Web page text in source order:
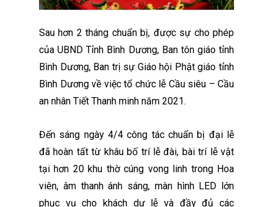
Sau hơn 2 tháng chuẩn bị, được sự cho phép
của UBND Tỉnh Bình Dương, Ban tôn giáo tỉnh
Bình Dương, Ban trị sự Giáo hội Phật giáo tỉnh
Bình Dương về việc tổ chức lễ Cầu siêu – Cầu
an nhân Tiết Thanh minh năm 2021.
Đến sáng ngày 4/4 công tác chuẩn bị đại lễ
đã hoàn tất từ khâu bố trí lễ đài, bài trí lễ vật
tại hơn 20 khu thờ cúng vong linh trong Hoa
viên, âm thanh ánh sáng, màn hình LED lớn
phục vụ cho khách dự lễ và đầy đủ các